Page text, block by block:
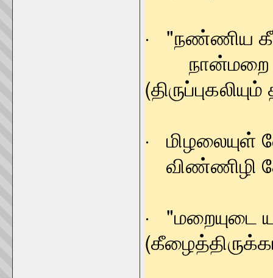
· "நண்ணிய
· மிழலையுள்
விண்ணிழி
·